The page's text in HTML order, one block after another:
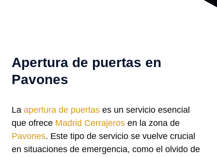
Apertura de puertas en
Pavones
La apertura de puertas es un servicio esencial
que ofrece Madrid Cerrajeros en la zona de
Pavones. Este tipo de servicio se vuelve crucial
en situaciones de emergencia, como el olvido de